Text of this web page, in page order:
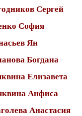
Сергей
София
Ян
Богдана
Елизавета
Анфиса
Анастасия